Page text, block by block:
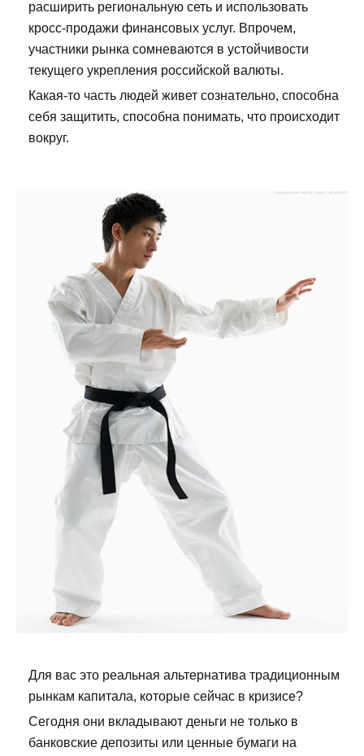
расширить региональную сеть и использовать
кросс-продажи финансовых услуг. Впрочем,
участники рынка сомневаются в устойчивости
текущего укрепления российской валюты.
Какая-то часть людей живет сознательно, способна
себя защитить, способна понимать, что происходит
вокруг.
Для вас это реальная альтернатива традиционным
рынкам капитала, которые сейчас в кризисе?
Сегодня они вкладывают деньги не только в
банковские депозиты или ценные бумаги на